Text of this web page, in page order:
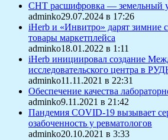
СНТ расшифровка — земельный
adminko29.07.2024 в 17:26
iHerb и «Инвитро» дарят зимние
товары маркетплейса
adminko18.01.2022 в 1:11
iHerb инициировал создание
исследовательского центра в
adminko11.11.2021 в 22:31
Обеспечение качества
adminko9.11.2021 в 21:42
Пандемия COVID-19 вызывает
озабоченность у ревматологов
adminko20.10.2021 в 3:33